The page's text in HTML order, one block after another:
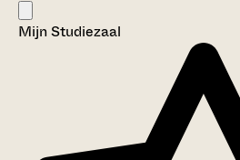
Mijn Studiezaal